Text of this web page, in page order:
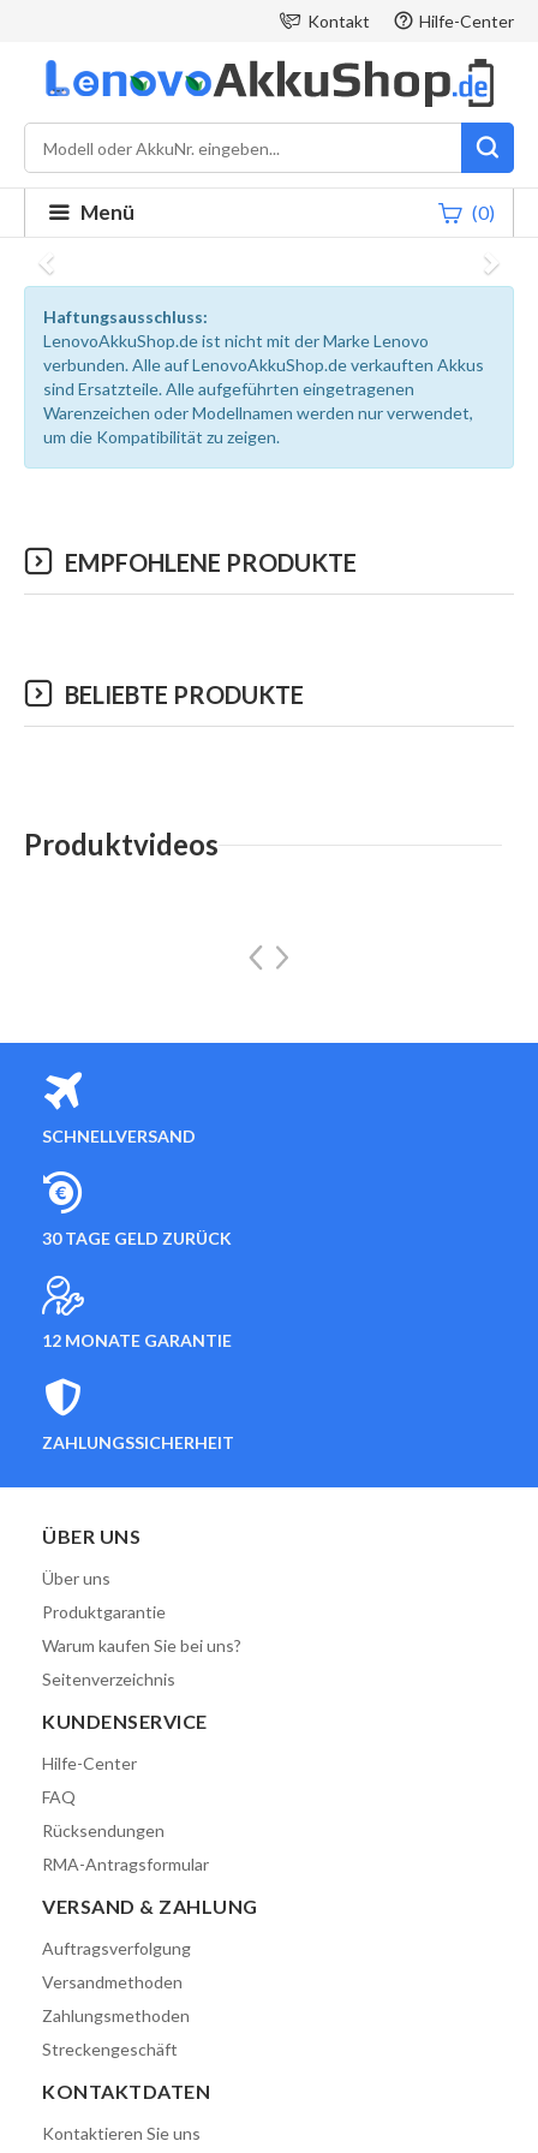
Kontakt Hilfe-Center
Menü (0)
Haftungsausschluss:
LenovoAkkuShop.de ist nicht mit der Marke Lenovo
verbunden. Alle auf LenovoAkkuShop.de verkauften Akkus
sind Ersatzteile. Alle aufgeführten eingetragenen
Warenzeichen oder Modellnamen werden nur verwendet,
um die Kompatibilität zu zeigen.
EMPFOHLENE PRODUKTE
BELIEBTE PRODUKTE
Produktvideos
SCHNELLVERSAND
30 TAGE GELD ZURÜCK
12 MONATE GARANTIE
ZAHLUNGSSICHERHEIT
ÜBER UNS
Über uns
Produktgarantie
Warum kaufen Sie bei uns?
Seitenverzeichnis
KUNDENSERVICE
Hilfe-Center
FAQ
Rücksendungen
RMA-Antragsformular
VERSAND & ZAHLUNG
Auftragsverfolgung
Versandmethoden
Zahlungsmethoden
Streckengeschäft
KONTAKTDATEN
Kontaktieren Sie uns